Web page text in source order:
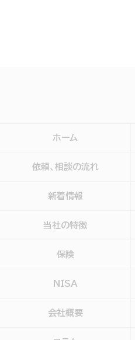
ホーム
依頼、相談の流れ
新着情報
当社の特徴
保険
NISA
会社概要